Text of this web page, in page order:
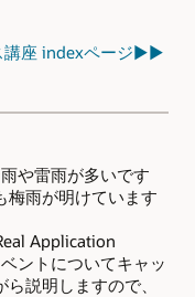
講座 indexページ▶▶
や雷雨が多いです
梅雨が明けています
Application
ントについてキャッ
説明しますので、